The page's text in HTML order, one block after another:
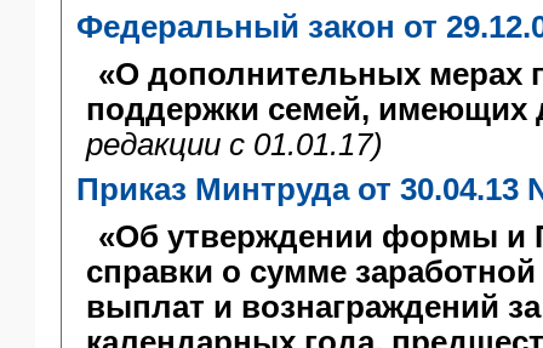
Федеральный закон от
«О дополнительных мерах
поддержки семей, имеющих
редакции c 01.01.17)
Приказ Минтруда от 30.04.13
«Об утверждении формы и
справки о сумме
выплат и вознаграждений